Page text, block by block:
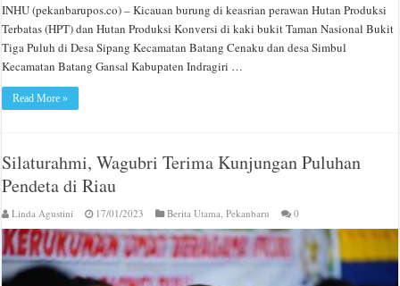
INHU (pekanbarupos.co) – Kicauan burung di keasrian perawan Hutan Produksi
Terbatas (HPT) dan Hutan Produksi Konversi di kaki bukit Taman Nasional Bukit
Tiga Puluh di Desa Sipang Kecamatan Batang Cenaku dan desa Simbul
Kecamatan Batang Gansal Kabupaten Indragiri …
Read More »
Silaturahmi, Wagubri Terima Kunjungan Puluhan
Pendeta di Riau
Linda Agustini 17/01/2023 Berita Utama ,Pekanbaru 0